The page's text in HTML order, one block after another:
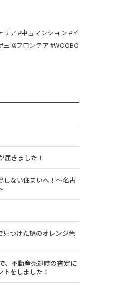
リア #中古マンション #イ
三協フロンテア #WOOBO
届きました！
しない住まいへ！～名古
見つけた謎のオレンジ色
、不動産売却時の査定に
をしました！